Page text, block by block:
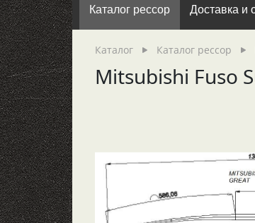
Каталог рессор Доставка и
Каталог Каталог рессор
Mitsubishi Fuso